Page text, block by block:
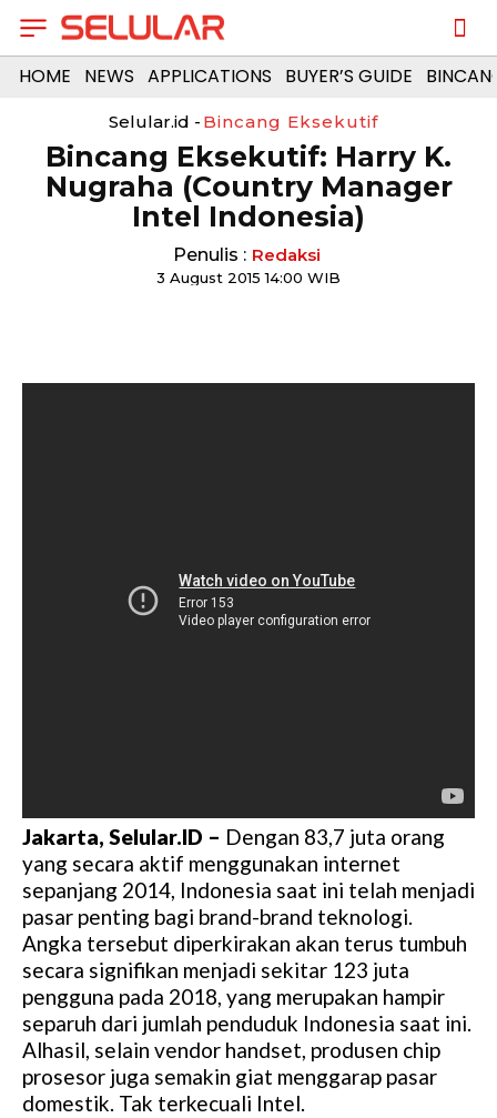
HOME NEWS APPLICATIONS BUYER’S GUIDE
Selular.id - Bincang Eksekutif
Bincang Eksekutif: Harry K.
Nugraha (Country Manager
Intel Indonesia)
Penulis : Redaksi
3 August 2015 14:00 WIB
Jakarta, Selular.ID – Dengan 83,7 juta orang
yang secara aktif menggunakan internet
sepanjang 2014, Indonesia saat ini telah menjadi
pasar penting bagi brand-brand teknologi.
Angka tersebut diperkirakan akan terus tumbuh
secara signifikan menjadi sekitar 123 juta
pengguna pada 2018, yang merupakan hampir
separuh dari jumlah penduduk Indonesia saat ini.
Alhasil, selain vendor handset, produsen chip
prosesor juga semakin giat menggarap pasar
domestik. Tak terkecuali Intel.